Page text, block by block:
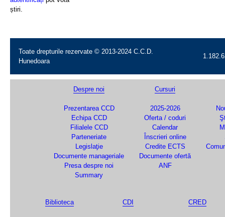
știri.
Toate drepturile rezervate © 2013-2024 C.C.D.
Hunedoara
Despre noi
Prezentarea CCD
Echipa CCD
Filialele CCD
Parteneriate
Legislaţie
Documente manageriale
Presa despre noi
Summary
Cursuri
2025-2026
Oferta / coduri
Calendar
Înscrieri online
Credite ECTS
Documente ofertă
ANF
Biblioteca CDI CRED